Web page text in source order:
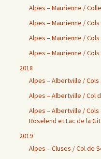
Alpes – Maurienne /
Alpes – Maurienne /
Alpes – Maurienne /
Alpes – Maurienne /
2018
Alpes – Albertville /
Alpes – Albertville / Col
Alpes – Albertville /
Roselend et Lac de la
2019
Alpes – Cluses / Col de